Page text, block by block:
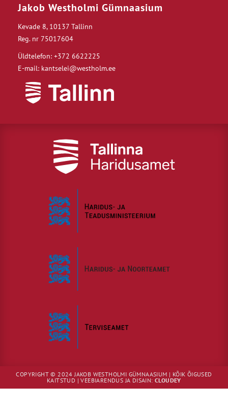
Jakob Westholmi Gümnaasium
Kevade 8, 10137 Tallinn
Reg. nr 75017604
Üldtelefon: +372 6622225
E-mail: kantselei@westholm.ee
COPYRIGHT © 2024 JAKOB WESTHOLMI GÜMNAASIUM | KÕIK ÕIGUSED
KAITSTUD | VEEBIARENDUS JA DISAIN:CLOUDEY